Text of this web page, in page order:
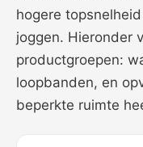
hogere
joggen. Hieronder
productgroepen:
loopbanden, en
beperkte ruimte